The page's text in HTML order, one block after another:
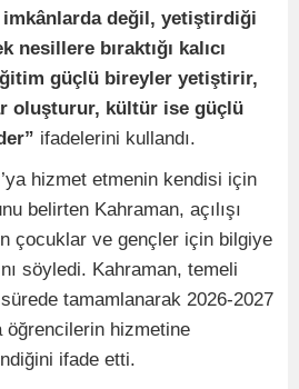
değil, yetiştirdiği
nesillere bıraktığı kalıcı
güçlü bireyler yetiştirir,
oluşturur, kültür ise güçlü
ifadelerini kullandı.
hizmet etmenin kendisi için
belirten Kahraman, açılışı
çocuklar ve gençler için bilgiye
söyledi. Kahraman, temeli
tamamlanarak 2026-2027
öğrencilerin hizmetine
ifade etti.